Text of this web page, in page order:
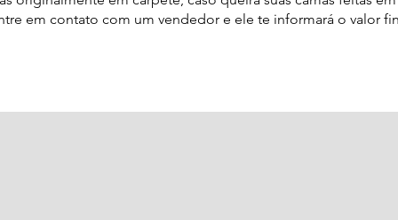
em contato com um vendedor e ele te informará o valor